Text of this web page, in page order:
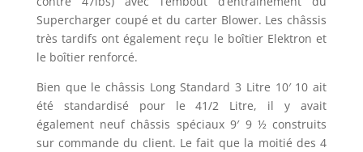
Supercharger coupé et du carter Blower. Les châssis
très tardifs ont également reçu le boîtier Elektron et
le boîtier renforcé.
Bien que le châssis Long Standard 3 Litre 10′ 10 ait
été standardisé pour le 41/2 Litre, il y avait
également neuf châssis spéciaux 9′ 9 ½ construits
sur commande du client. Le fait que la moitié des 4